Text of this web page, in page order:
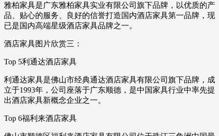
雅柏家具是广东雅柏家具实业有限公司旗下品牌，以优质的产
品、贴心的服务、良好的信誉打造国内酒店家具第一品牌，现
已是国内高端星级酒店家具品牌之一。
酒店家具图片欣赏三：
Top 5利通达酒店家具
利通达家具是佛山市经典通达酒店家具有限公司旗下品牌，成
立于1993年，公司座落于广东顺德，是中国家具行业中率先提
出酒店家具新概念企业之一。
Top 6福利来酒店家具